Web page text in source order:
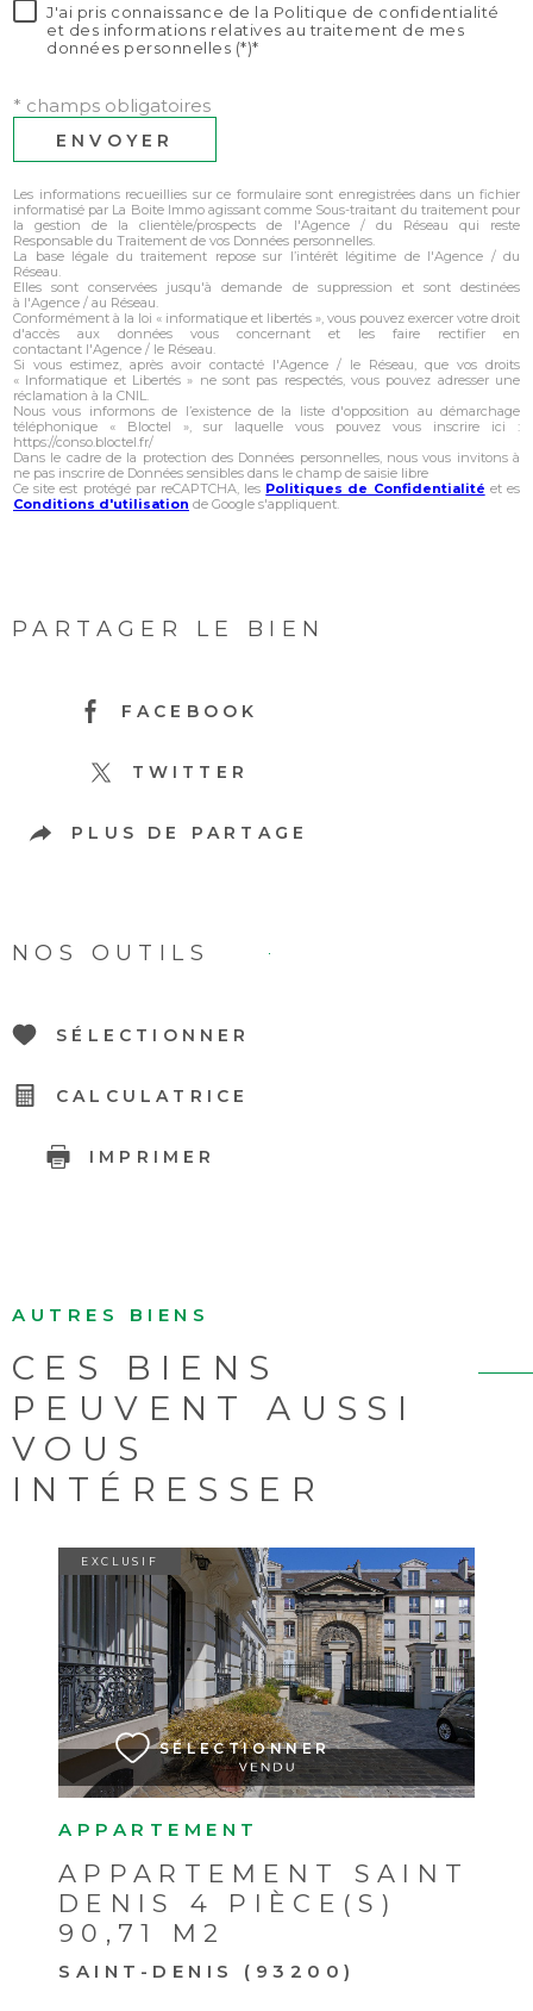
J'ai pris connaissance de la Politique de confidentialité
et des informations relatives au traitement de mes
données personnelles (*)*
* champs obligatoires
ENVOYER
Les informations recueillies sur ce formulaire sont enregistrées dans un fichier
informatisé par La Boite Immo agissant comme Sous-traitant du traitement pour
la gestion de la clientèle/prospects de l'Agence / du Réseau qui reste
Responsable du Traitement de vos Données personnelles.
La base légale du traitement repose sur l’intérêt légitime de l'Agence / du
Réseau.
Elles sont conservées jusqu'à demande de suppression et sont destinées
à l'Agence / au Réseau.
Conformément à la loi « informatique et libertés », vous pouvez exercer votre droit
d'accès aux données vous concernant et les faire rectifier en
contactant l'Agence / le Réseau.
Si vous estimez, après avoir contacté l'Agence / le Réseau, que vos droits
« Informatique et Libertés » ne sont pas respectés, vous pouvez adresser une
réclamation à la CNIL.
Nous vous informons de l’existence de la liste d'opposition au démarchage
téléphonique « Bloctel », sur laquelle vous pouvez vous inscrire ici :
https://conso.bloctel.fr/
Dans le cadre de la protection des Données personnelles, nous vous invitons à
ne pas inscrire de Données sensibles dans le champ de saisie libre
Ce site est protégé par reCAPTCHA, les Politiques de Confidentialité et es
Conditions d'utilisation de Google s'appliquent.
PARTAGER LE BIEN
FACEBOOK
TWITTER
PLUS DE PARTAGE
NOS OUTILS
SÉLECTIONNER
CALCULATRICE
IMPRIMER
AUTRES BIENS
CES BIENS
PEUVENT AUSSI
VOUS
INTÉRESSER
APPARTEMENT
APPARTEMENT SAINT
DENIS 4 PIÈCE(S)
90,71 M2
SAINT-DENIS (93200)
EXCLUSIF
SÉLECTIONNER
VOIR LE BIEN